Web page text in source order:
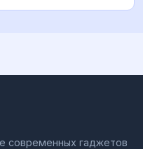
современных гаджетов